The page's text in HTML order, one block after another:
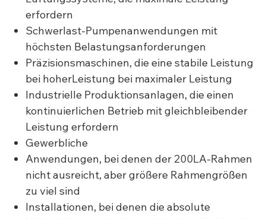
erfordern
Schwerlast-Pumpenanwendungen mit
höchsten Belastungsanforderungen
Präzisionsmaschinen, die eine stabile Leistung
bei hoherLeistung bei maximaler Leistung
Industrielle Produktionsanlagen, die einen
kontinuierlichen Betrieb mit gleichbleibender
Leistung erfordern
Gewerbliche
Anwendungen, bei denen der 200LA-Rahmen
nicht ausreicht, aber größere Rahmengrößen
zu viel sind
Installationen, bei denen die absolute